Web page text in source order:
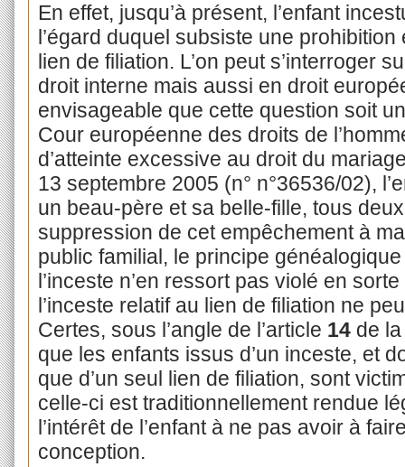
En effet, jusqu’à présent, l’enfant
l’égard duquel subsiste une
lien de filiation. L’on peut s’interroger
droit interne mais aussi en droit
envisageable que cette question soit
Cour européenne des droits de
d’atteinte excessive au droit du
13 septembre 2005 (n° n°36536/02),
un beau-père et sa belle-fille, tous
suppression de cet empêchement à
public familial, le principe
l’inceste n’en ressort pas violé en
l’inceste relatif au lien de filiation ne
Certes, sous l’angle de l’article 14de la
que les enfants issus d’un inceste, et
que d’un seul lien de filiation, sont
celle-ci est traditionnellement rendue
l’intérêt de l’enfant à ne pas avoir à
conception.